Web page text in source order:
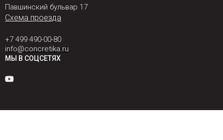
Павшинский бульвар 17
Схема проезда
+7 499 490-00-80
info@concretika.ru
МЫ В СОЦСЕТЯХ